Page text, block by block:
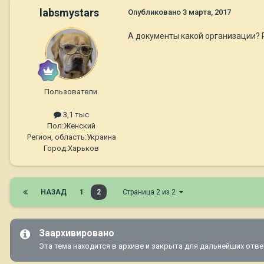
labsmystars
Пользователи.
3,1 тыс
Пол:Женский
Регион, область:Украина
Город:Харьков
Опубликовано 3 марта, 2017
А документы какой организации?
НАЗАД 1 2 Страница 2 из 2
Заархивировано
Эта тема находится в архиве и закрыта для дальнейших